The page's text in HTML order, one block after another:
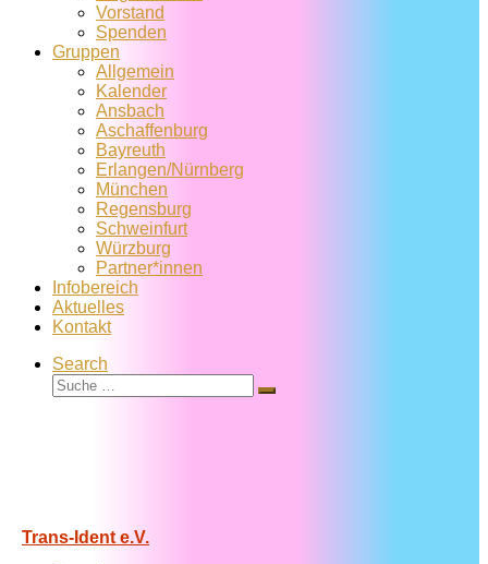
Vorstand
Spenden
Gruppen
Allgemein
Kalender
Ansbach
Aschaffenburg
Bayreuth
Erlangen/Nürnberg
München
Regensburg
Schweinfurt
Würzburg
Partner*innen
Infobereich
Aktuelles
Kontakt
Search
Suche
Suche
Trans-Ident e.V.